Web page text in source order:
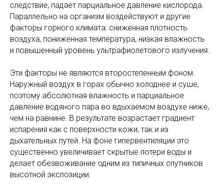
следствие, падает парциальное давление кислорода.
Параллельно на организм воздействуют и другие
факторы горного климата: сниженная плотность
воздуха, пониженная температура, низкая влажность
и повышенный уровень ультрафиолетового излучения.
Эти факторы не являются второстепенным фоном.
Наружный воздух в горах обычно холоднее и суше,
поэтому абсолютная влажность и парциальное
давление водяного пара во вдыхаемом воздухе ниже,
чем на равнине. В результате возрастает градиент
испарения как с поверхности кожи, так и из
дыхательных путей. На фоне гипервентиляции это
существенно увеличивает скрытые потери воды и
делает обезвоживание одним из типичных спутников
высотной экспозиции.